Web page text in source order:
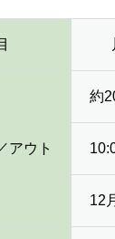
約
アウト
12